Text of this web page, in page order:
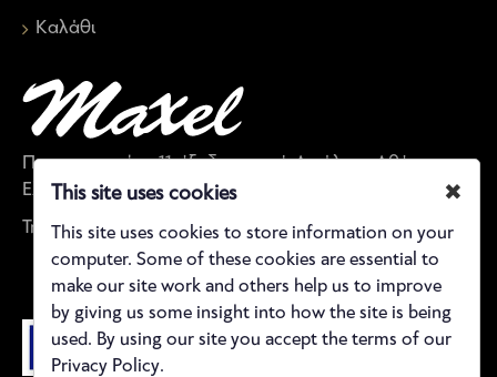
Καλάθι
Παπαναστασίου 11, έξοδος μετρό Αιγάλεω, Αθήνα,
Ελλάδα
Τηλέφωνο: 21 0590 5843
This site uses cookies ✖
This site uses cookies to store information on your
computer. Some of these cookies are essential to
make our site work and others help us to improve
by giving us some insight into how the site is being
used. By using our site you accept the terms of our
Privacy Policy.